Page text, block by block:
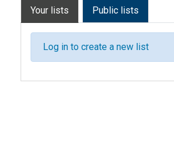
Your lists Public lists
Log in to create a new list